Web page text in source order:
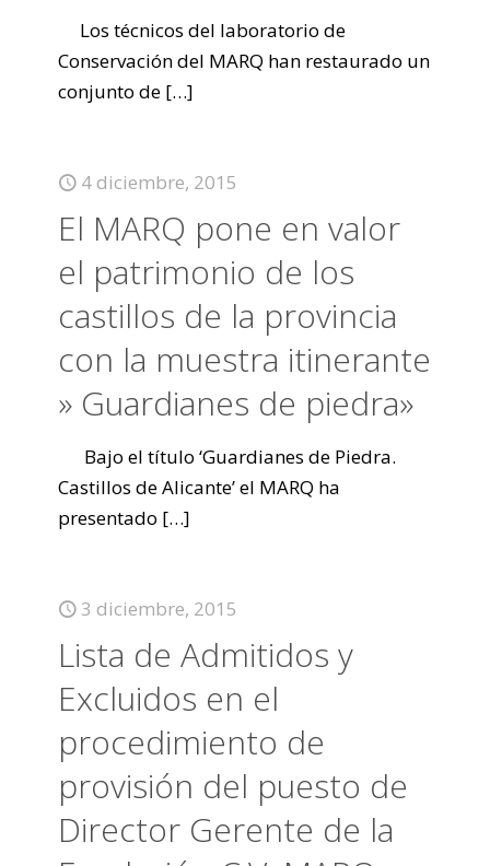
Los técnicos del laboratorio de
Conservación del MARQ han restaurado un
conjunto de […]
4 diciembre, 2015
El MARQ pone en valor
el patrimonio de los
castillos de la provincia
con la muestra itinerante
» Guardianes de piedra»
Bajo el título ‘Guardianes de Piedra.
Castillos de Alicante’ el MARQ ha
presentado […]
3 diciembre, 2015
Lista de Admitidos y
Excluidos en el
procedimiento de
provisión del puesto de
Director Gerente de la